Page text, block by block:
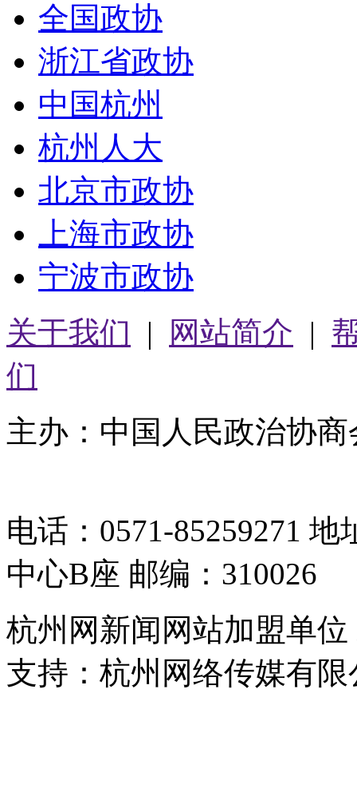
全国政协
浙江省政协
中国杭州
杭州人大
北京市政协
上海市政协
宁波市政协
关于我们 | 网站简介 |
们
主办：中国人民政治协
电话：0571-85259271
中心B座 邮编：310026
杭州网新闻网站加盟单
支持：杭州网络传媒有限